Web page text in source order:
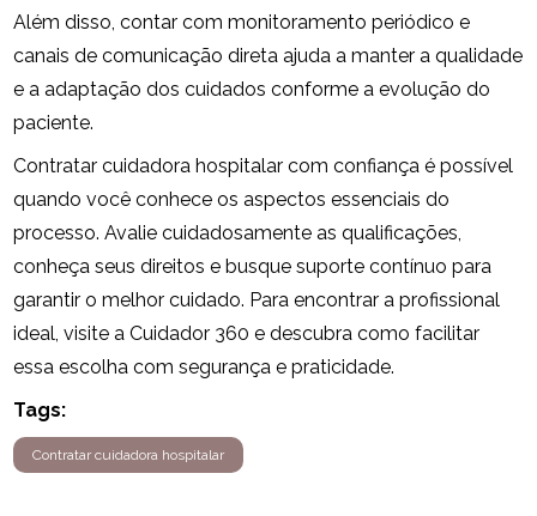
Além disso, contar com monitoramento periódico e
canais de comunicação direta ajuda a manter a qualidade
e a adaptação dos cuidados conforme a evolução do
paciente.
Contratar cuidadora hospitalar com confiança é possível
quando você conhece os aspectos essenciais do
processo. Avalie cuidadosamente as qualificações,
conheça seus direitos e busque suporte contínuo para
garantir o melhor cuidado. Para encontrar a profissional
ideal, visite a Cuidador 360 e descubra como facilitar
essa escolha com segurança e praticidade.
Tags:
Contratar cuidadora hospitalar